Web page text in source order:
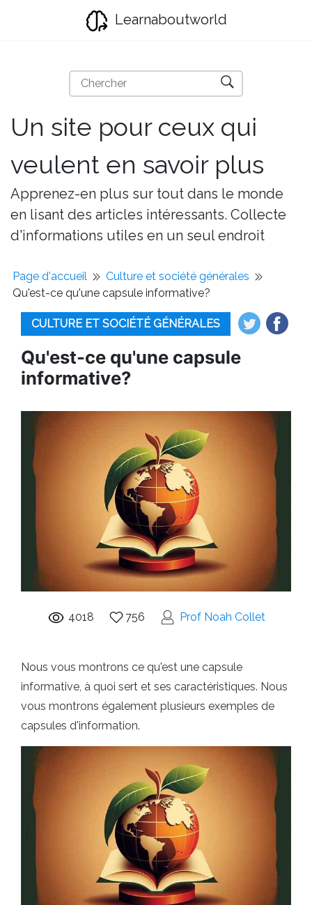
Learnaboutworld
Un site pour ceux qui
veulent en savoir plus
Apprenez-en plus sur tout dans le monde
en lisant des articles intéressants. Collecte
d'informations utiles en un seul endroit
Page d'accueil
Culture et société générales
Qu'est-ce qu'une capsule informative?
CULTURE ET SOCIÉTÉ GÉNÉRALES
Qu'est-ce qu'une capsule
informative?
4018 756 Prof Noah Collet
Nous vous montrons ce qu'est une capsule
informative, à quoi sert et ses caractéristiques. Nous
vous montrons également plusieurs exemples de
capsules d'information.